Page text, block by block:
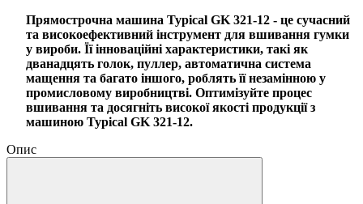
Прямострочна машина Typical GK 321-12 - це сучасний
та високоефективний інструмент для вшивання гумки
у вироби. Її інноваційні характеристики, такі як
дванадцять голок, пуллер, автоматична система
мащення та багато іншого, роблять її незамінною у
промисловому виробництві. Оптимізуйте процес
вшивання та досягніть високої якості продукції з
машиною Typical GK 321-12.
Опис